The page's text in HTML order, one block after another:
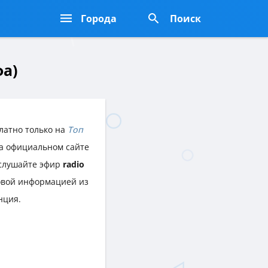
Города Поиск
только на Топ
официальном сайте
эфир radio
информацией из